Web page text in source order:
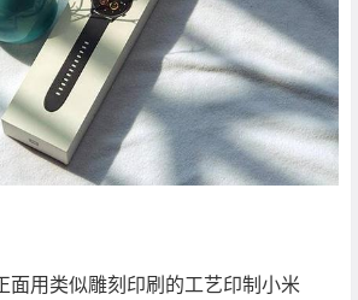
面用类似雕刻印刷的工艺印制小米